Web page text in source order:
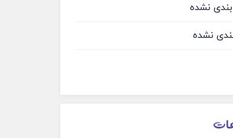
نشده
نشده